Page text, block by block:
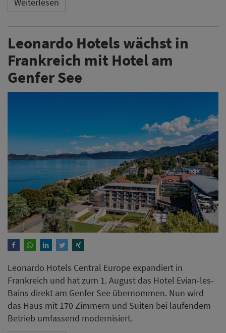
Leonardo Hotels wächst in
Frankreich mit Hotel am
Genfer See
Leonardo Hotels Central Europe expandiert in
Frankreich und hat zum 1. August das Hotel Evian-les-
Bains direkt am Genfer See übernommen. Nun wird
das Haus mit 170 Zimmern und Suiten bei laufendem
Betrieb umfassend modernisiert.